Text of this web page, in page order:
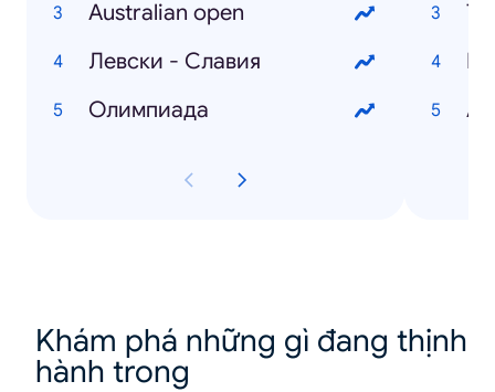
Australian open
Левски - Славия
Олимпиада
Khám phá những gì đang thịnh
hành trong